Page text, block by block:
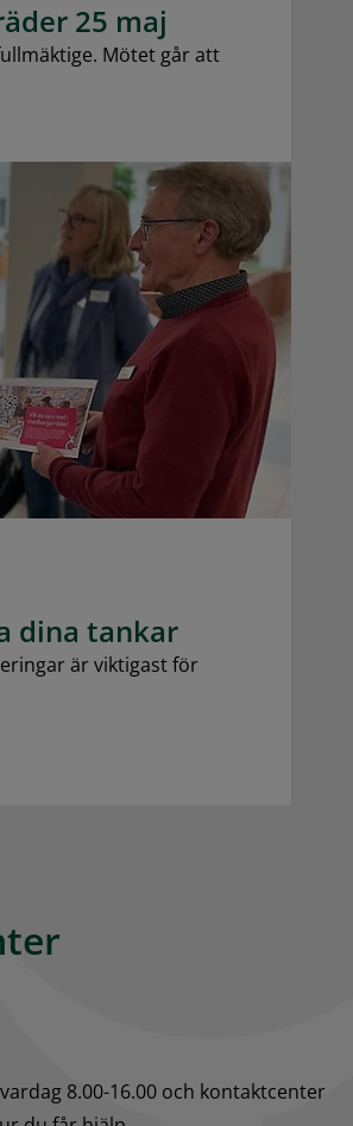
25 maj
Mötet går att
dina tankar
är viktigast för
8.00-16.00 och kontaktcenter